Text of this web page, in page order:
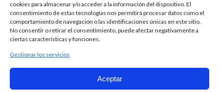
cookies para almacenar y/o acceder a la información del dispositivo. El
consentimiento de estas tecnologías nos permitirá procesar datos como el
comportamiento de navegación o las identificaciones únicas en este sitio.
No consentir o retirar el consentimiento, puede afectar negativamente a
ciertas características y funciones.
Gestionar los servicios
Aceptar
MADRID
Mapa Web